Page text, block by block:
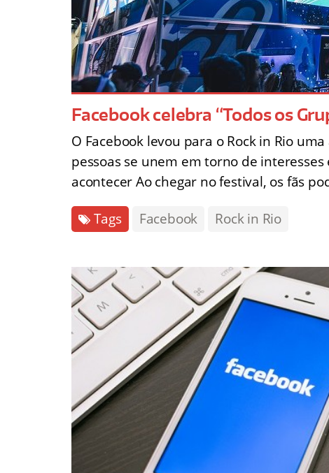
Facebook celebra “Todos os
O Facebook levou para o Rock in Rio
pessoas se unem em torno de
acontecer Ao chegar no festival, os fãs
Tags Facebook Rock in Rio